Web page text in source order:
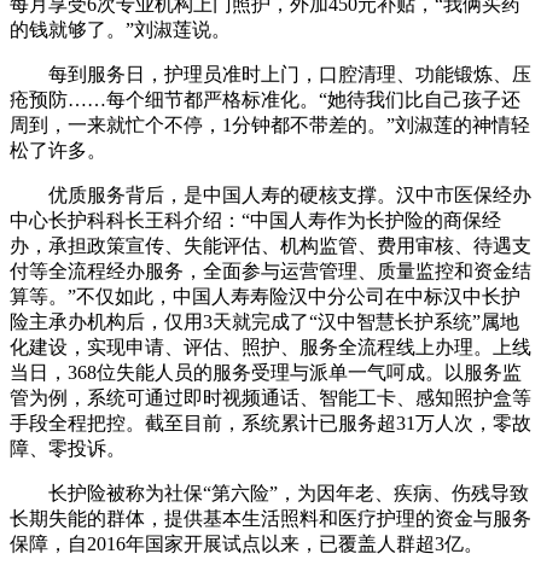
每月享受6次专业机构上门照护，外加450元补贴，“我俩买药
的钱就够了。”刘淑莲说。
每到服务日，护理员准时上门，口腔清理、功能锻炼、压
疮预防……每个细节都严格标准化。“她待我们比自己孩子还
周到，一来就忙个不停，1分钟都不带差的。”刘淑莲的神情轻
松了许多。
优质服务背后，是中国人寿的硬核支撑。汉中市医保经办
中心长护科科长王科介绍：“中国人寿作为长护险的商保经
办，承担政策宣传、失能评估、机构监管、费用审核、待遇支
付等全流程经办服务，全面参与运营管理、质量监控和资金结
算等。”不仅如此，中国人寿寿险汉中分公司在中标汉中长护
险主承办机构后，仅用3天就完成了“汉中智慧长护系统”属地
化建设，实现申请、评估、照护、服务全流程线上办理。上线
当日，368位失能人员的服务受理与派单一气呵成。以服务监
管为例，系统可通过即时视频通话、智能工卡、感知照护盒等
手段全程把控。截至目前，系统累计已服务超31万人次，零故
障、零投诉。
长护险被称为社保“第六险”，为因年老、疾病、伤残导致
长期失能的群体，提供基本生活照料和医疗护理的资金与服务
保障，自2016年国家开展试点以来，已覆盖人群超3亿。